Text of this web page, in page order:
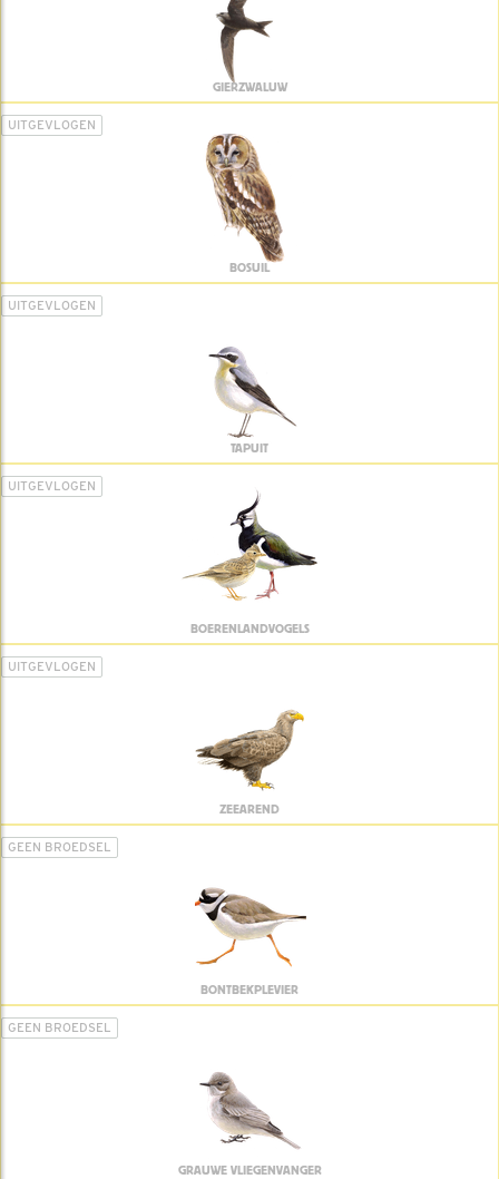
GIERZWALUW
UITGEVLOGEN
BOSUIL
UITGEVLOGEN
TAPUIT
UITGEVLOGEN
BOERENLANDVOGELS
UITGEVLOGEN
ZEEAREND
GEEN BROEDSEL
BONTBEKPLEVIER
GEEN BROEDSEL
GRAUWE VLIEGENVANGER